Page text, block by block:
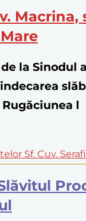
Macrina,
la Sinodul
l
Sf. Cuv.